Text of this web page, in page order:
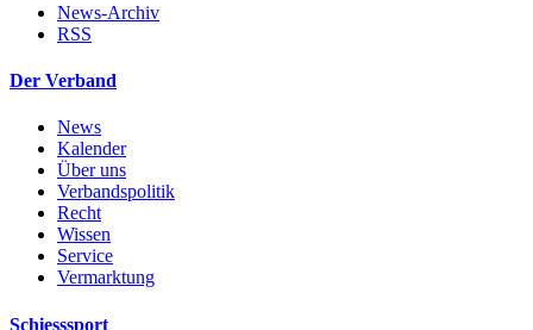
News-Archiv
RSS
Der Verband
News
Kalender
Über uns
Verbandspolitik
Recht
Wissen
Service
Vermarktung
Schiesssport